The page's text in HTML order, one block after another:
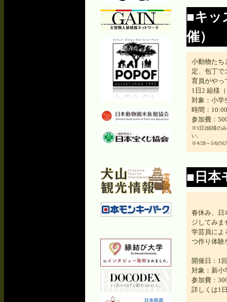
■キッ
催）
小動物たち
定、包丁で
育員がやっ
1日2 組様
対象：小学
時間：
参加費：
※1日2組様のみ
い。
※4/28～5/6の
■日本
春休み、日
ジしてみま
学芸員によ
つ作り体験
開催日：1
対象：新小
参加費：
詳しくは1